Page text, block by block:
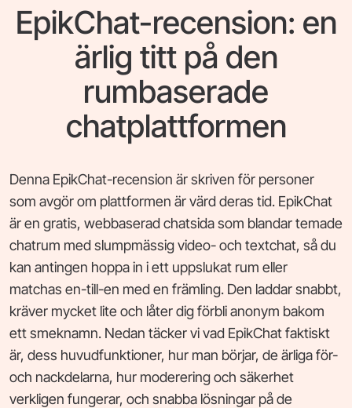
EpikChat-recension: en
ärlig titt på den
rumbaserade
chatplattformen
Denna EpikChat-recension är skriven för personer
som avgör om plattformen är värd deras tid. EpikChat
är en gratis, webbaserad chatsida som blandar temade
chatrum med slumpmässig video- och textchat, så du
kan antingen hoppa in i ett uppslukat rum eller
matchas en-till-en med en främling. Den laddar snabbt,
kräver mycket lite och låter dig förbli anonym bakom
ett smeknamn. Nedan täcker vi vad EpikChat faktiskt
är, dess huvudfunktioner, hur man börjar, de ärliga för-
och nackdelarna, hur moderering och säkerhet
verkligen fungerar, och snabba lösningar på de